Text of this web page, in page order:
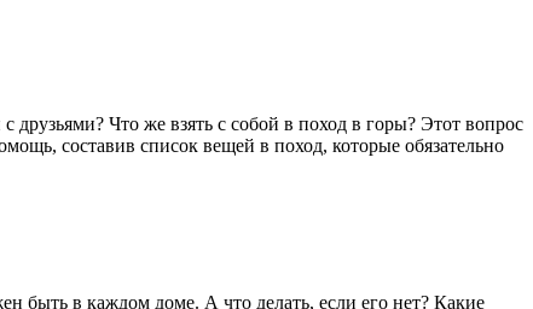
Что же взять с собой в поход в горы? Этот вопрос
составив список вещей в поход, которые обязательно
быть в каждом доме. А что делать, если его нет? Какие